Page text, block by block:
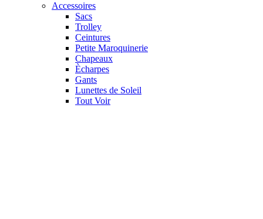
Accessoires
Sacs
Trolley
Ceintures
Petite Maroquinerie
Chapeaux
Ècharpes
Gants
Lunettes de Soleil
Tout Voir